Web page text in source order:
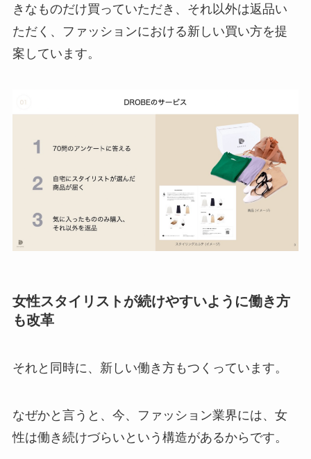
きなものだけ買っていただき、それ以外は返品い
ただく、ファッションにおける新しい買い方を提
案しています。
女性スタイリストが続けやすいように働き方
も改革
それと同時に、新しい働き方もつくっています。
なぜかと言うと、今、ファッション業界には、女
性は働き続けづらいという構造があるからです。